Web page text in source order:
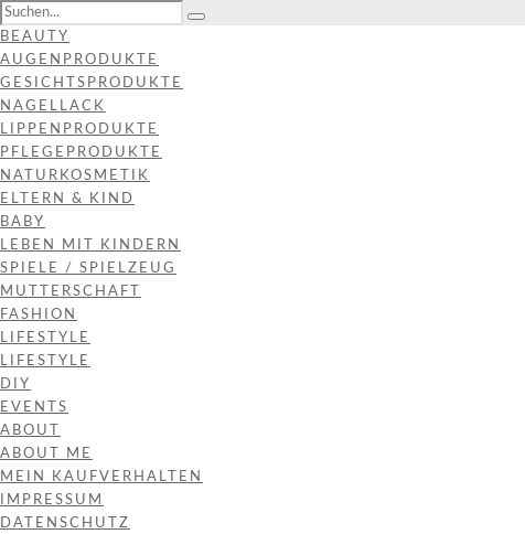
BEAUTY
AUGENPRODUKTE
GESICHTSPRODUKTE
NAGELLACK
LIPPENPRODUKTE
PFLEGEPRODUKTE
NATURKOSMETIK
ELTERN & KIND
BABY
LEBEN MIT KINDERN
SPIELE / SPIELZEUG
MUTTERSCHAFT
FASHION
LIFESTYLE
LIFESTYLE
DIY
EVENTS
ABOUT
ABOUT ME
MEIN KAUFVERHALTEN
IMPRESSUM
DATENSCHUTZ